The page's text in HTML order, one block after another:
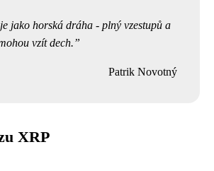
jako horská dráha - plný vzestupů a
vzít dech.
Patrik Novotný
XRP